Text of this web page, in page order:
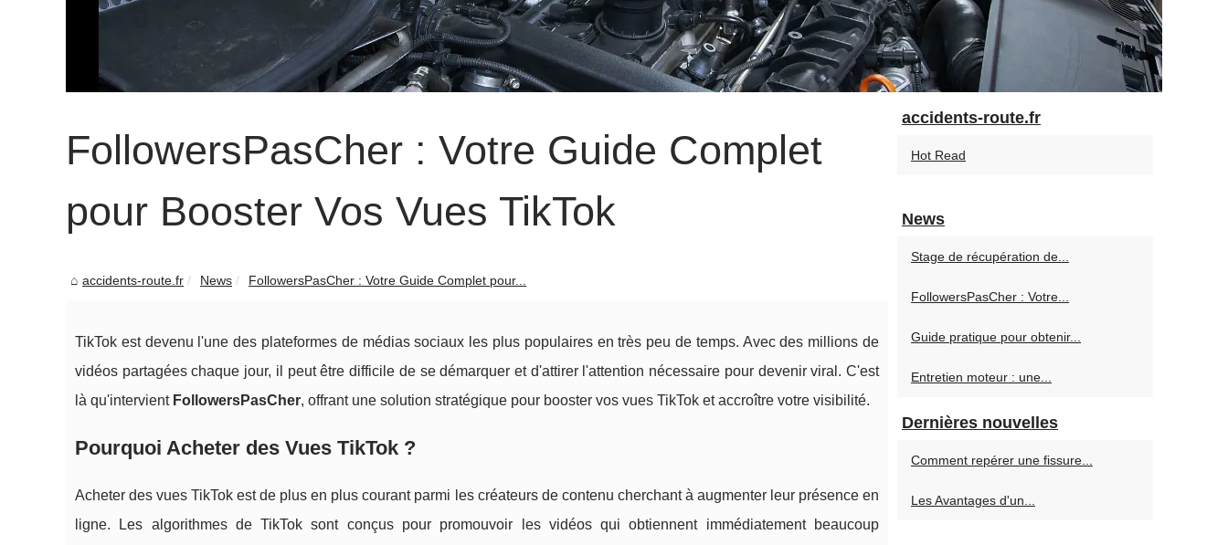
FollowersPasCher : Votre Guide Complet
pour Booster Vos Vues TikTok
accidents-route.fr News FollowersPasCher : Votre Guide Complet pour...
TikTok est devenu l'une des plateformes de médias sociaux les plus populaires en très peu de temps. Avec des millions de
vidéos partagées chaque jour, il peut être difficile de se démarquer et d'attirer l'attention nécessaire pour devenir viral. C'est
là qu'intervient FollowersPasCher, offrant une solution stratégique pour booster vos vues TikTok et accroître votre visibilité.
Pourquoi Acheter des Vues TikTok ?
Acheter des vues TikTok est de plus en plus courant parmi les créateurs de contenu cherchant à augmenter leur présence en
ligne. Les algorithmes de TikTok sont conçus pour promouvoir les vidéos qui obtiennent immédiatement beaucoup
accidents-route.fr
Hot Read
News
Stage de récupération de...
FollowersPasCher : Votre...
Guide pratique pour obtenir...
Entretien moteur : une...
Dernières nouvelles
Comment repérer une fissure...
Les Avantages d'un...